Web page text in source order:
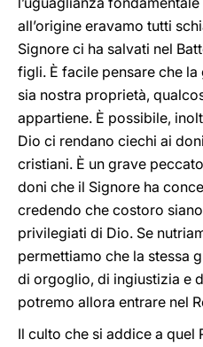
all’origine eravamo tutti
Signore ci ha salvati nel
figli. È facile pensare che
sia nostra proprietà,
appartiene. È possibile,
Dio ci rendano ciechi ai
cristiani. È un grave
doni che il Signore ha
credendo che costoro
privilegiati di Dio. Se
permettiamo che la stessa
di orgoglio, di ingiustizia e
potremo allora entrare nel
Il culto che si addice a quel